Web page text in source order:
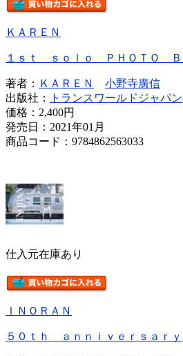
ＫＡＲＥＮ
１ｓｔ ｓｏｌｏ ＰＨＯＴＯ Ｂ
著者： ＫＡＲＥＮ
小野寺廣信
出版社：
トランスワールドジャパン
価格： 2,400円
発売日：2021年01月
商品コード：9784862563033
仕入元在庫あり
ＩＮＯＲＡＮ
５０ｔｈ ａｎｎｉｖｅｒｓａｒ